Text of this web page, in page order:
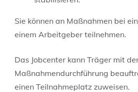
Sie können an Maßnahmen bei
einem Arbeitgeber teilnehmen.
Das Jobcenter kann Träger mit
Maßnahmendurchführung
einen Teilnahmeplatz zuweisen.